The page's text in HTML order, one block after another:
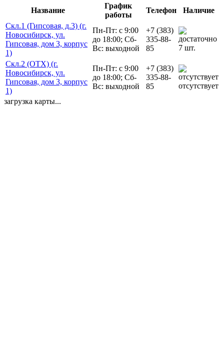
Название
График
работы
Телефон
Наличие
Скл.1 (Гипсовая, д.3) (г.
Новосибирск, ул.
Гипсовая, дом 3, корпус
1)
Пн-Пт: с 9:00
до 18:00; Сб-
Вс: выходной
+7 (383)
335-88-
85
7 шт.
Скл.2 (ОТХ) (г.
Новосибирск, ул.
Гипсовая, дом 3, корпус
1)
Пн-Пт: с 9:00
до 18:00; Сб-
Вс: выходной
+7 (383)
335-88-
85
отсутствует
загрузка карты...